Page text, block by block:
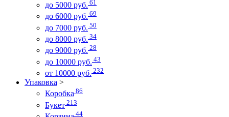
до 5000 руб. 61
до 6000 руб. 69
до 7000 руб. 50
до 8000 руб. 34
до 9000 руб. 28
до 10000 руб. 43
от 10000 руб. 232
Упаковка >
Коробка 86
Букет 213
44